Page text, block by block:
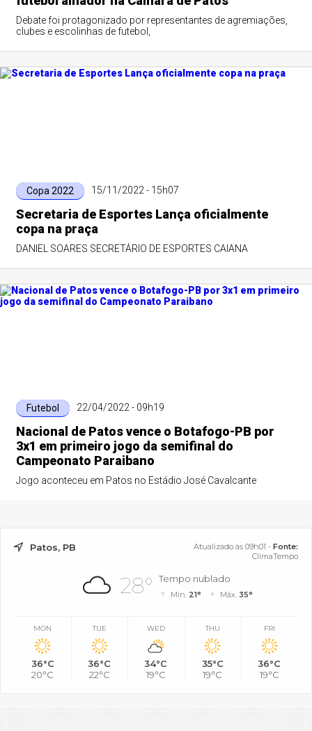
Debate foi protagonizado por representantes de agremiações,
clubes e escolinhas de futebol,
Copa 2022 15/11/2022 - 15h07
Secretaria de Esportes Lança oficialmente
copa na praça
DANIEL SOARES SECRETÁRIO DE ESPORTES CAIANA
Futebol 22/04/2022 - 09h19
Nacional de Patos vence o Botafogo-PB por
3x1 em primeiro jogo da semifinal do
Campeonato Paraibano
Jogo aconteceu em Patos no Estádio José Cavalcante
Patos, PB Atualizado às 09h01 - Fonte:
ClimaTempo
28° Tempo nublado
Mín. 21° Máx. 35°
MON
36°C
20°C
TUE
36°C
22°C
WED
34°C
19°C
THU
35°C
19°C
FRI
36°C
19°C